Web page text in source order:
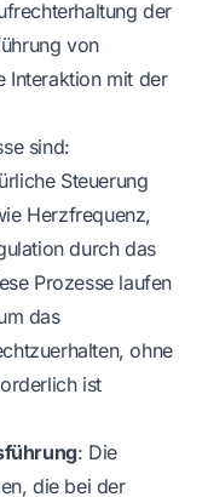
der
von
Interaktion mit der
sind:
Steuerung
Herzfrequenz,
durch das
Prozesse laufen
das
ohne
ist
: Die
die bei der